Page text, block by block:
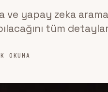
ve yapay zeka
tüm
OKUMA